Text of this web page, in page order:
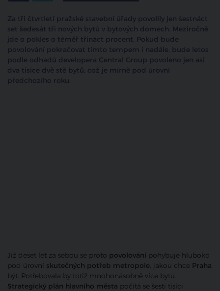
Za tři čtvrtletí pražské stavební úřady povolily jen šestnáct
set šedesát tři nových bytů v bytových domech. Meziročně
jde o pokles o téměř třináct procent. Pokud bude
povolování pokračovat tímto tempem i nadále, bude letos
podle odhadů developera Central Group povoleno jen asi
dva tisíce dvě stě bytů, což je mírně pod úrovní
předchozího roku.
Již deset let za sebou se proto povolování pohybuje hluboko
pod úrovní skutečných potřeb metropole, jakou chce Praha
být. Potřebovala by totiž mnohonásobně více bytů.
Strategický plán hlavního města počítá se šesti tisíci